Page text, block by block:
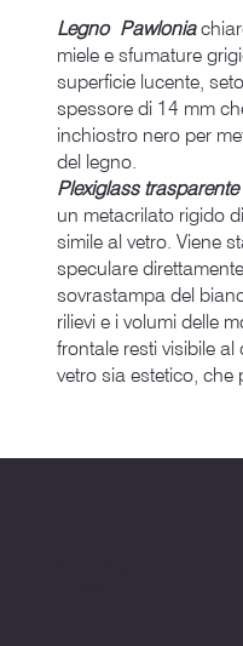
Legno Pawlonia
miele e sfumature
superficie lucente,
spessore di 14 mm
inchiostro nero per
del legno.
Plexiglass trasparente
un metacrilato rigido
simile al vetro. Viene
speculare
sovrastampa del
rilievi e i volumi delle
frontale resti visibile
vetro sia estetico, che